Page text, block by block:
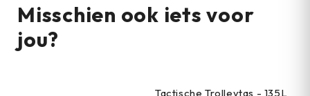
Misschien ook iets voor
jou?
Tactische Trolleytas - 135L